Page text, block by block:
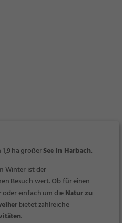
1,9 ha großerSee in Harbach.
Winter ist der
Besuch wert. Ob für einen
oder einfach um dieNatur zu
bietet zahlreiche
.